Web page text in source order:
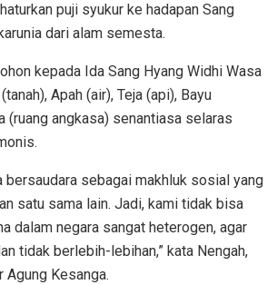
puji syukur ke hadapan Sang
dari alam semesta.
kepada Ida Sang Hyang Widhi Wasa
Apah (air), Teja (api), Bayu
(ruang angkasa) senantiasa selaras
bersaudara sebagai makhluk sosial yang
satu sama lain. Jadi, kami tidak bisa
dalam negara sangat heterogen, agar
tidak berlebih-lebihan,” kata Nengah,
Agung Kesanga.